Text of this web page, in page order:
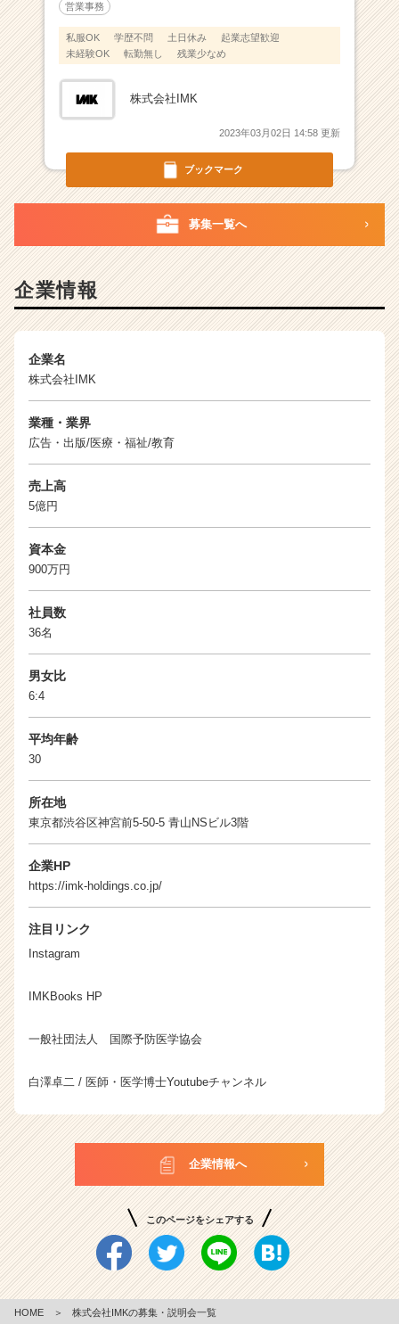
参
道
務
ン
ャ
成
長
く
イ
ア
e
e
e
ブックマーク
営業事務
私服OK 学歴不問 土日休み
起業志望歓迎
未経験OK
転勤無し 残業少なめ
株式会社IMK
2023年03月02日 14:58 更新
募集一覧へ
企業情報
企業名
株式会社IMK
業種・業界
広告・出版/医療・福祉/教育
売上高
5億円
資本金
900万円
社員数
36名
男女比
6:4
平均年齢
30
所在地
東京都渋谷区神宮前5-50-5 青山NSビル3階
企業HP
https://imk-holdings.co.jp/
注目リンク
Instagram
IMKBooks HP
一般社団法人 国際予防医学協会
白澤卓二 / 医師・医学博士Youtubeチャンネル
企業情報へ
このページをシェアする
HOME ＞ 株式会社IMKの募集・説明会一覧